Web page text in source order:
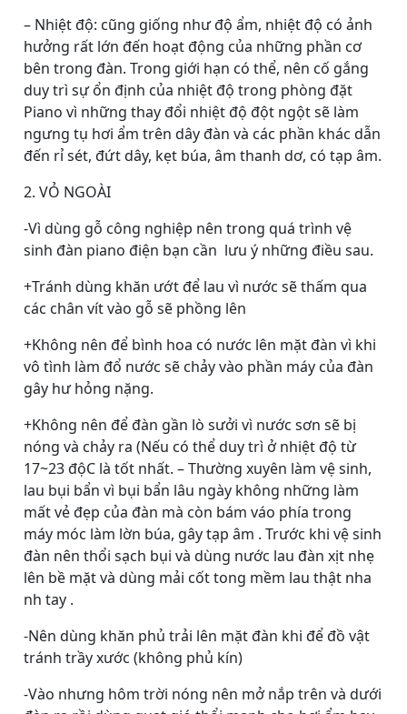
– Nhiệt độ: cũng giống như độ ẩm, nhiệt độ có ảnh
hưởng rất lớn đến hoạt động của những phần cơ
bên trong đàn. Trong giới hạn có thể, nên cố gắng
duy trì sự ổn định của nhiệt độ trong phòng đặt
Piano vì những thay đổi nhiệt độ đột ngột sẽ làm
ngưng tụ hơi ẩm trên dây đàn và các phần khác dẫn
đến rỉ sét, đứt dây, kẹt búa, âm thanh dơ, có tạp âm.
2. VỎ NGOÀI
-Vì dùng gỗ công nghiệp nên trong quá trình vệ
sinh đàn piano điện bạn cần lưu ý những điều sau.
+Tránh dùng khăn ướt để lau vì nước sẽ thấm qua
các chân vít vào gỗ sẽ phồng lên
+Không nên để bình hoa có nước lên mặt đàn vì khi
vô tình làm đổ nước sẽ chảy vào phần máy của đàn
gây hư hỏng nặng.
+Không nên để đàn gần lò sưởi vì nước sơn sẽ bị
nóng và chảy ra (Nếu có thể duy trì ở nhiệt độ từ
17~23 độC là tốt nhất. – Thường xuyên làm vệ sinh,
lau bụi bẩn vì bụi bẩn lâu ngày không những làm
mất vẻ đẹp của đàn mà còn bám váo phía trong
máy móc làm lờn búa, gây tạp âm . Trước khi vệ sinh
đàn nên thổi sạch bụi và dùng nước lau đàn xịt nhẹ
lên bề mặt và dùng mải cốt tong mềm lau thật nha
nh tay .
-Nên dùng khăn phủ trải lên mặt đàn khi để đồ vật
tránh trầy xước (không phủ kín)
-Vào nhưng hôm trời nóng nên mở nắp trên và dưới